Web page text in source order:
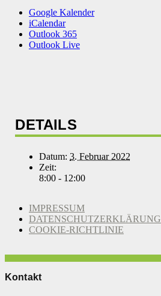
Google Kalender
iCalendar
Outlook 365
Outlook Live
DETAILS
Datum: 3. Februar 2022
Zeit:
8:00 - 12:00
IMPRESSUM
DATENSCHUTZERKLÄRUNG
COOKIE-RICHTLINIE
Kontakt